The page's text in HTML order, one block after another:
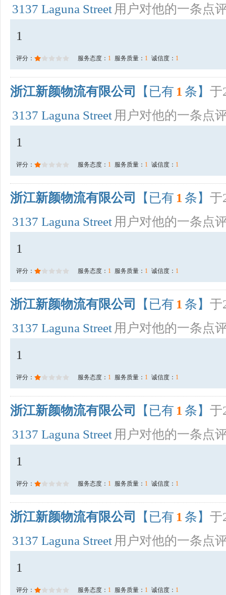
3137 Laguna Street 用户对他的一条点
1
评分： 服务态度： 1 服务质量： 1 诚信度： 1
浙江新颜物流有限公司 【已有 1 条】 于
3137 Laguna Street 用户对他的一条点
1
评分： 服务态度： 1 服务质量： 1 诚信度： 1
浙江新颜物流有限公司 【已有 1 条】 于
3137 Laguna Street 用户对他的一条点
1
评分： 服务态度： 1 服务质量： 1 诚信度： 1
浙江新颜物流有限公司 【已有 1 条】 于
3137 Laguna Street 用户对他的一条点
1
评分： 服务态度： 1 服务质量： 1 诚信度： 1
浙江新颜物流有限公司 【已有 1 条】 于
3137 Laguna Street 用户对他的一条点
1
评分： 服务态度： 1 服务质量： 1 诚信度： 1
浙江新颜物流有限公司 【已有 1 条】 于
3137 Laguna Street 用户对他的一条点
1
评分： 服务态度： 1 服务质量： 1 诚信度： 1